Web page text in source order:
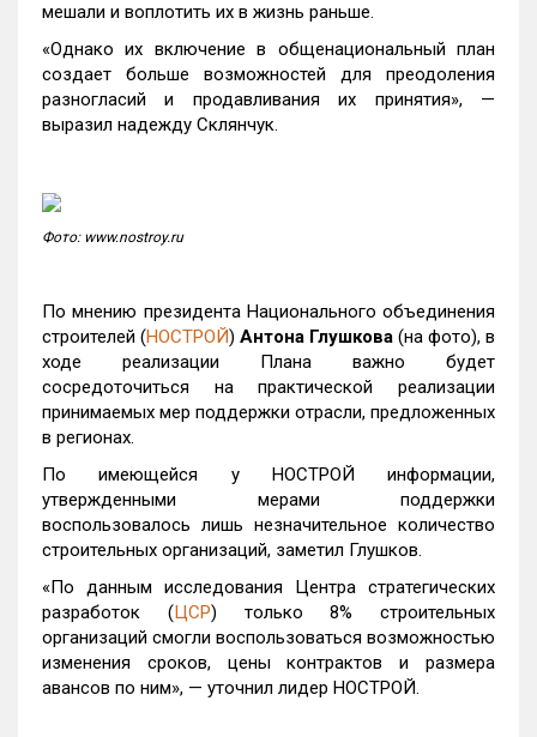
мешали и воплотить их в жизнь раньше.
«Однако их включение в общенациональный план
создает больше возможностей для преодоления
разногласий и продавливания их принятия», —
выразил надежду Склянчук.
Фото: www.nostroy.ru
По мнению президента Национального объединения
строителей (НОСТРОЙ) Антона Глушкова (на фото), в
ходе реализации Плана важно будет
сосредоточиться на практической реализации
принимаемых мер поддержки отрасли, предложенных
в регионах.
По имеющейся у НОСТРОЙ информации,
утвержденными мерами поддержки
воспользовалось лишь незначительное количество
строительных организаций, заметил Глушков.
«По данным исследования Центра стратегических
разработок (ЦСР) только 8% строительных
организаций смогли воспользоваться возможностью
изменения сроков, цены контрактов и размера
авансов по ним», — уточнил лидер НОСТРОЙ.